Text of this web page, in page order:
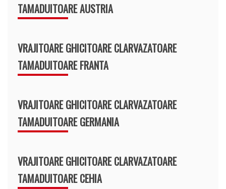
TAMADUITOARE AUSTRIA
VRAJITOARE GHICITOARE CLARVAZATOARE
TAMADUITOARE FRANTA
VRAJITOARE GHICITOARE CLARVAZATOARE
TAMADUITOARE GERMANIA
VRAJITOARE GHICITOARE CLARVAZATOARE
TAMADUITOARE CEHIA